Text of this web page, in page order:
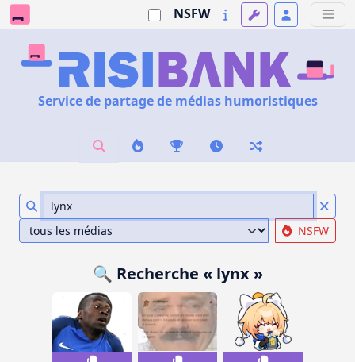
NSFW
Service de partage de médias humoristiques
NSFW
🔍 Recherche « lynx »